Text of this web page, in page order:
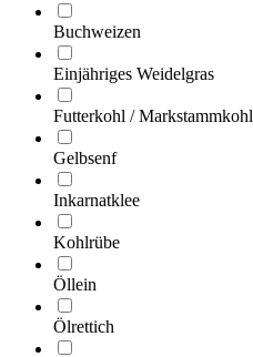
Buchweizen
Einjähriges Weidelgras
Futterkohl / Markstammkohl
Gelbsenf
Inkarnatklee
Kohlrübe
Öllein
Ölrettich